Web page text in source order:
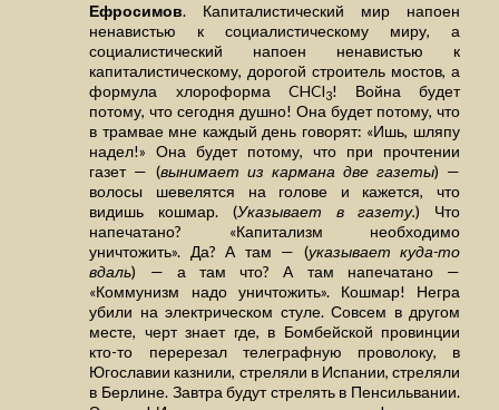
Ефросимов. Капиталистический мир напоен
ненавистью к социалистическому миру, а
социалистический напоен ненавистью к
капиталистическому, дорогой строитель мостов, а
формула хлороформа CHCl3! Война будет
потому, что сегодня душно! Она будет потому, что
в трамвае мне каждый день говорят: «Ишь, шляпу
надел!» Она будет потому, что при прочтении
газет — (вынимает из кармана две газеты) —
волосы шевелятся на голове и кажется, что
видишь кошмар. (Указывает в газету.) Что
напечатано? «Капитализм необходимо
уничтожить». Да? А там — (указывает куда-то
вдаль) — а там что? А там напечатано —
«Коммунизм надо уничтожить». Кошмар! Негра
убили на электрическом стуле. Совсем в другом
месте, черт знает где, в Бомбейской провинции
кто-то перерезал телеграфную проволоку, в
Югославии казнили, стреляли в Испании, стреляли
в Берлине. Завтра будут стрелять в Пенсильвании.